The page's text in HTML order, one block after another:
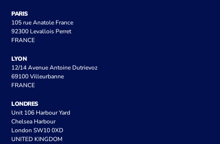
PARIS
105 rue Anatole France
92300 Levallois Perret
FRANCE
LYON
12/14 Avenue Antoine Dutrievoz
69100 Villeurbanne
FRANCE
LONDRES
Unit 106 Harbour Yard
Chelsea Harbour
London SW10 0XD
UNITED KINGDOM